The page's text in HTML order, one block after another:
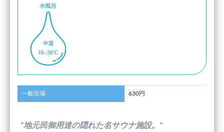
一般浴場 630円
”地元民御用達の隠れた名サウナ施設。”